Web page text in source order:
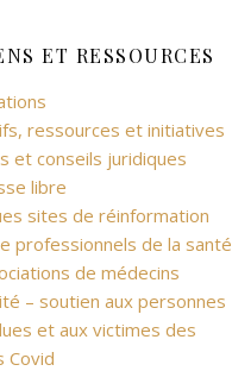
ET RESSOURCES
ressources et initiatives
et conseils juridiques
libre
sites de réinformation
professionnels de la santé
de médecins
– soutien aux personnes
et aux victimes des
Covid